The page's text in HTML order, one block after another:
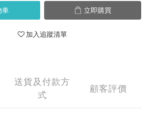
車 立即購買
加入追蹤清單
送貨及付款方
式
顧客評價